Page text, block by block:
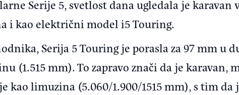
Serije 5, svetlost dana ugledala je karavan
i kao električni model i5 Touring.
Serija 5 Touring je porasla za 97 mm u
(1.515 mm). To zapravo znači da je
kao limuzina (5.060/1.900/1515 mm), s tim